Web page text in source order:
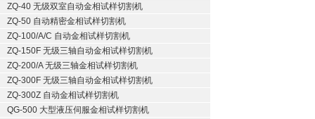
ZQ-40 无级双室自动金相试样切割机
ZQ-50 自动精密金相试样切割机
ZQ-100/A/C 自动金相试样切割机
ZQ-150F 无级三轴自动金相试样切割机
ZQ-200/A 无级三轴金相试样切割机
ZQ-300F 无级三轴自动金相试样切割机
ZQ-300Z 自动金相试样切割机
QG-500 大型液压伺服金相试样切割机